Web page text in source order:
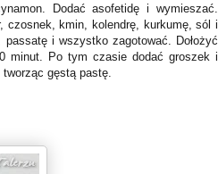
Dodać asofetidę i wymieszać.
czosnek, kmin, kolendrę, kurkumę, sól i
i wszystko zagotować. Dołożyć
minut. Po tym czasie dodać groszek i
gęstą pastę.